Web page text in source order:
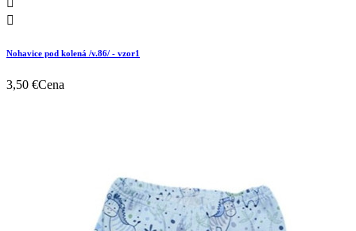


Nohavice pod kolená /v.86/ - vzor1
3,50 €Cena